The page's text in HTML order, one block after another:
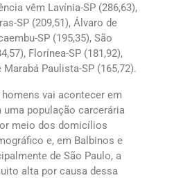
vêm Lavínia-SP (286,63),
SP (209,51), Álvaro de
SP (195,35), São
Florínea-SP (181,92),
Marabá Paulista-SP (165,72).
vai acontecer em
população carcerária
meio dos domicílios
e, em Balbinos e
de São Paulo, a
alta por causa dessa